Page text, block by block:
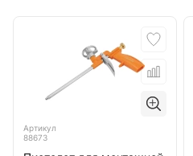
Артикул
88673